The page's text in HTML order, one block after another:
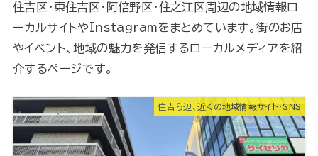
住吉区・東住吉区・阿倍野区・住之江区周辺の地域情報ロ
ーカルサイトやInstagramをまとめています。街のお店
やイベント、地域の魅力を発信するローカルメディアを紹
介するページです。
住吉ら辺、近くの地域情報サイト・SNS